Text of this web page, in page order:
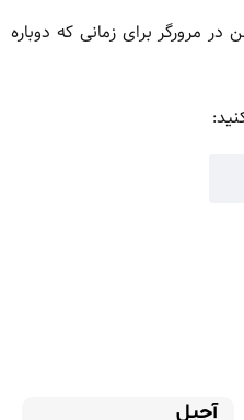
مرورگر برای زمانی که دوباره
آجیل